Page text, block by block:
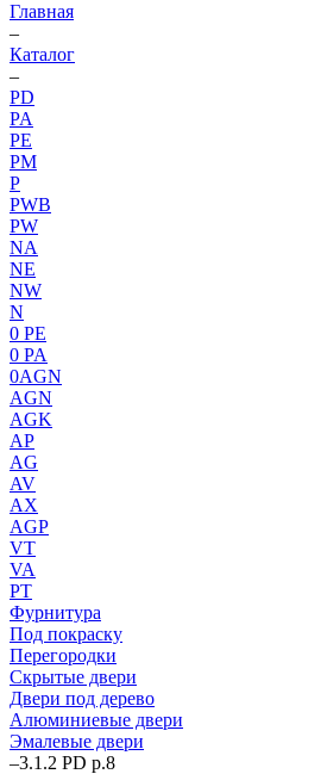
Главная
–
Каталог
–
PD
PA
PE
PM
P
PWB
PW
NA
NE
NW
N
0 PE
0 PA
0AGN
AGN
AGK
AP
AG
AV
AX
AGP
VT
VA
PT
Фурнитура
Под покраску
Перегородки
Скрытые двери
Двери под дерево
Алюминиевые двери
Эмалевые двери
–3.1.2 PD р.8